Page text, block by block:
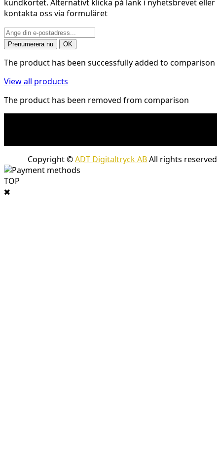
kundkortet. Alternativt klicka på länk i nyhetsbrevet eller
kontakta oss via formuläret
The product has been successfully added to comparison
View all products
The product has been removed from comparison
Copyright ©ADT Digitaltryck ABAll rights reserved
TOP